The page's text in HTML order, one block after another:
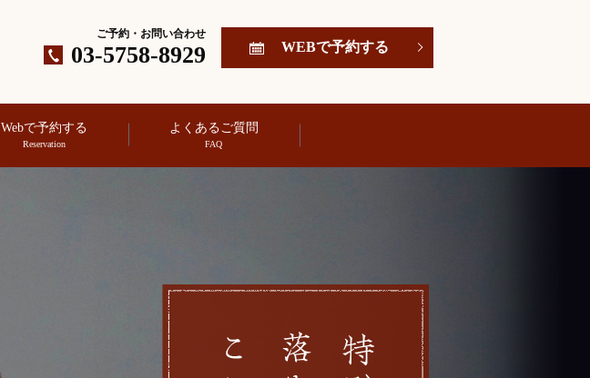
ご予約・お問い合わせ
03-5758-8929 WEBで予約する
Webで予約する
Reservation
よくあるご質問
FAQ